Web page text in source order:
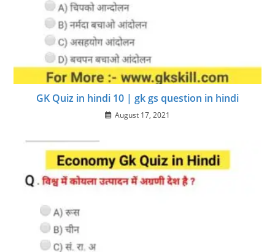
GK Quiz in hindi 10 | gk gs question in hindi
August 17, 2021